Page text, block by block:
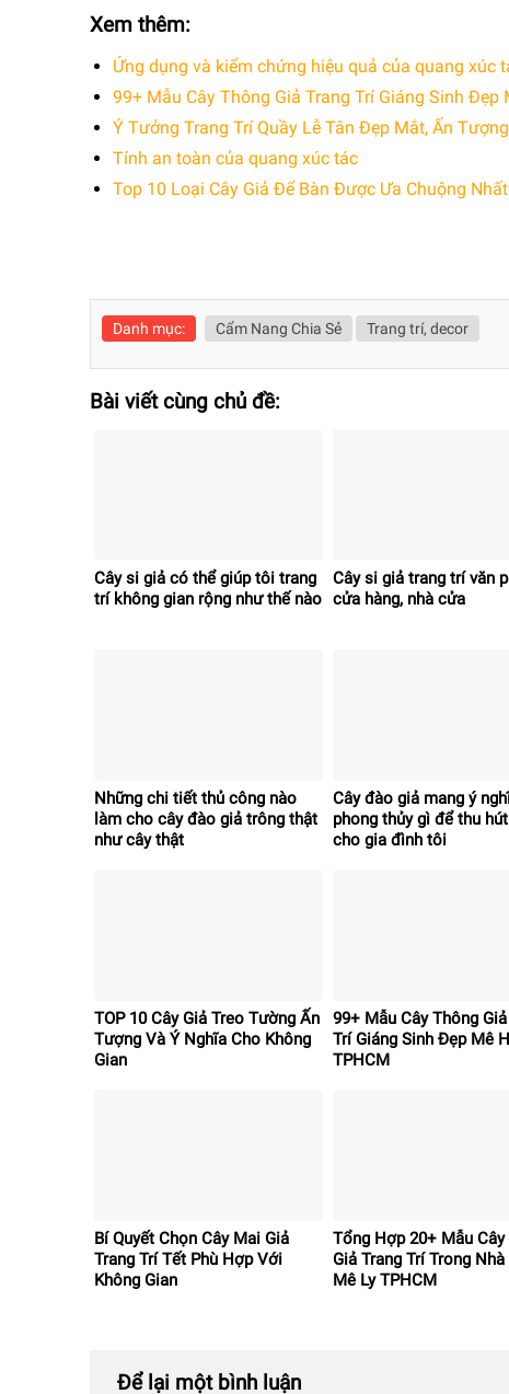
Xem thêm:
Ứng dụng và kiểm chứng hiệu quả của quang xúc
99+ Mẫu Cây Thông Giả Trang Trí Giáng Sinh Đẹp
Ý Tưởng Trang Trí Quầy Lễ Tân Đẹp Mắt, Ấn Tượng
Tính an toàn của quang xúc tác
Top 10 Loại Cây Giả Để Bàn Được Ưa Chuộng
Danh mục: Cẩm Nang Chia Sẻ Trang trí, decor
Bài viết cùng chủ đề:
Cây si giả có thể giúp tôi trang
trí không gian rộng như thế nào
Cây si giả trang trí văn
cửa hàng, nhà cửa
Những chi tiết thủ công nào
làm cho cây đào giả trông thật
như cây thật
Cây đào giả mang ý
phong thủy gì để thu
cho gia đình tôi
TOP 10 Cây Giả Treo Tường Ấn
Tượng Và Ý Nghĩa Cho Không
Gian
99+ Mẫu Cây Thông
Trí Giáng Sinh Đẹp Mê
TPHCM
Bí Quyết Chọn Cây Mai Giả
Trang Trí Tết Phù Hợp Với
Không Gian
Tổng Hợp 20+ Mẫu Cây
Giả Trang Trí Trong
Mê Ly TPHCM
Để lại một bình luận